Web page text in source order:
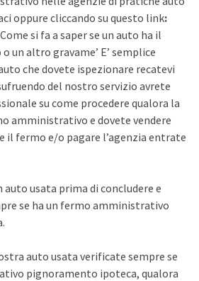
oppure cliccando su questo link:
si fa a saper se un auto ha il
un altro gravame’ E’ semplice
che dovete ispezionare recatevi
del nostro servizio avrete
su come procedere qualora la
amministrativo e dovete vendere
il fermo e/o pagare l’agenzia entrate
auto usata prima di concludere e
se ha un fermo amministrativo
auto usata verificate sempre se
pignoramento ipoteca, qualora